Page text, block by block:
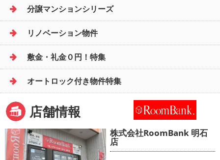
分譲マンションシリーズ
リノベーション物件
敷金・礼金０円！特集
オートロック付き物件特集
店舗情報
株式会社RoomBank 明石
店